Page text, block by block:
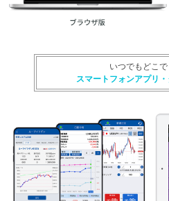
いつでもどこ
スマートフォンアプリ